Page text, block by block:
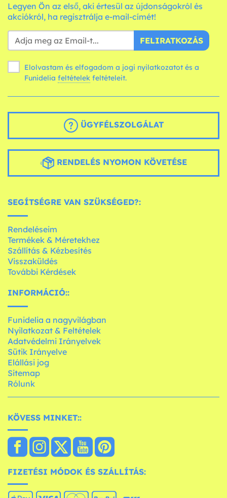
Legyen Ön az első, aki értesül az újdonságokról és
akciókról, ha regisztrálja e-mail-címét!
FELIRATKOZÁS
Elolvastam és elfogadom a jogi nyilatkozatot és a
Funidelia feltételek feltételeit.
ÜGYFÉLSZOLGÁLAT
RENDELÉS NYOMON KÖVETÉSE
SEGÍTSÉGRE VAN SZÜKSÉGED?:
Rendeléseim
Termékek & Méretekhez
Szállítás & Kézbesítés
Visszaküldés
További Kérdések
INFORMÁCIÓ::
Funidelia a nagyvilágban
Nyilatkozat & Feltételek
Adatvédelmi Irányelvek
Sütik Irányelve
Elállási jog
Sitemap
Rólunk
KÖVESS MINKET::
FIZETÉSI MÓDOK ÉS SZÁLLÍTÁS: